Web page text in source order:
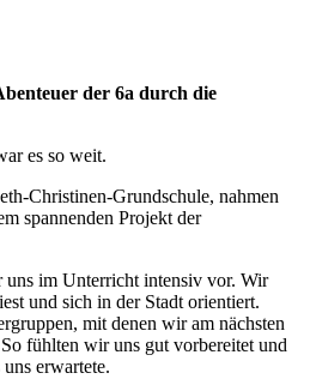
der 6a durch die
es so weit.
Christinen-Grundschule, nahmen
spannenden Projekt der
uns im Unterricht intensiv vor. Wir
und sich in der Stadt orientiert.
mit denen wir am nächsten
fühlten wir uns gut vorbereitet und
erwartete.